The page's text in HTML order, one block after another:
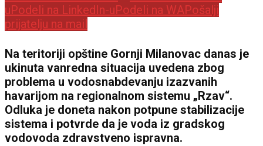
u Podeli na LinkedIn-u Podeli na WAPošalji
prijatelju na mail
Na teritoriji opštine Gornji Milanovac danas je
ukinuta vanredna situacija uvedena zbog
problema u vodosnabdevanju izazvanih
havarijom na regionalnom sistemu „Rzav“.
Odluka je doneta nakon potpune stabilizacije
sistema i potvrde da je voda iz gradskog
vodovoda zdravstveno ispravna.